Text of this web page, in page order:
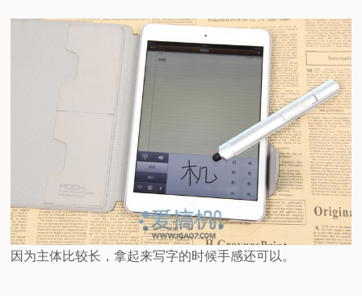
因为主体比较长，拿起来写字的时候手感还可以。